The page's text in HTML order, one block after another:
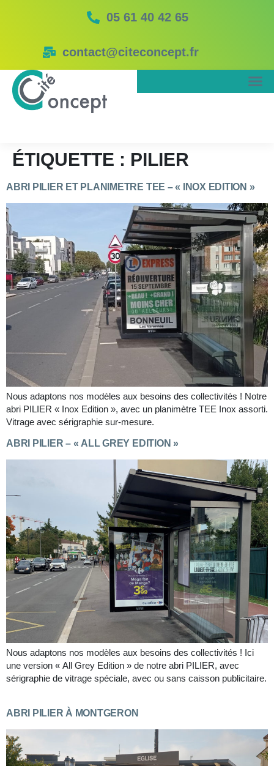
05 61 40 42 65
contact@citeconcept.fr
ÉTIQUETTE : PILIER
ABRI PILIER ET PLANIMETRE TEE – « INOX EDITION »
Nous adaptons nos modèles aux besoins des collectivités ! Notre
abri PILIER « Inox Edition », avec un planimètre TEE Inox assorti.
Vitrage avec sérigraphie sur-mesure.
ABRI PILIER – « ALL GREY EDITION »
Nous adaptons nos modèles aux besoins des collectivités ! Ici
une version « All Grey Edition » de notre abri PILIER, avec
sérigraphie de vitrage spéciale, avec ou sans caisson publicitaire.
ABRI PILIER À MONTGERON